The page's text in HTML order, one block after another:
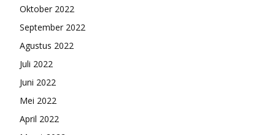
Oktober 2022
September 2022
Agustus 2022
Juli 2022
Juni 2022
Mei 2022
April 2022